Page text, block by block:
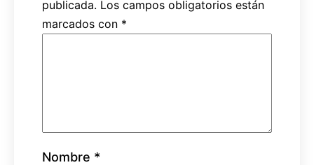
publicada. Los campos obligatorios están
marcados con *
Nombre *